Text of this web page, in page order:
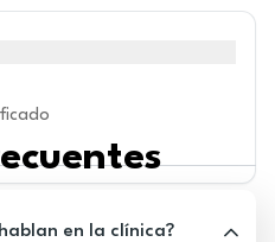
en la clínica?